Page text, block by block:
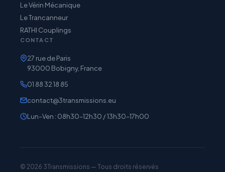
Le Vérin Mécanique
Le Trancanneur
RATHI Couplings
CONTACT
27 rue de Paris
93000 Bobigny, France
01 88 32 18 85
contact@3transmissions.eu
Lun–Ven : 08h30–12h30 / 13h30–17h00
© 2026 3Transmissions — Tous droits réservés